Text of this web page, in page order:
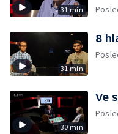
31 min
31 min
8
30 min
Ve